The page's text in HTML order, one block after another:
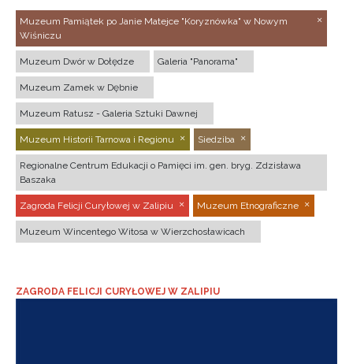
Muzeum Pamiątek po Janie Matejce "Koryznówka" w Nowym
Wiśniczu
Muzeum Dwór w Dołędze Galeria "Panorama"
Muzeum Zamek w Dębnie
Muzeum Ratusz - Galeria Sztuki Dawnej
Muzeum Historii Tarnowa i Regionu Siedziba
Regionalne Centrum Edukacji o Pamięci im. gen. bryg. Zdzisława
Baszaka
Zagroda Felicji Curyłowej w Zalipiu Muzeum Etnograficzne
Muzeum Wincentego Witosa w Wierzchosławicach
ZAGRODA FELICJI CURYŁOWEJ W ZALIPIU